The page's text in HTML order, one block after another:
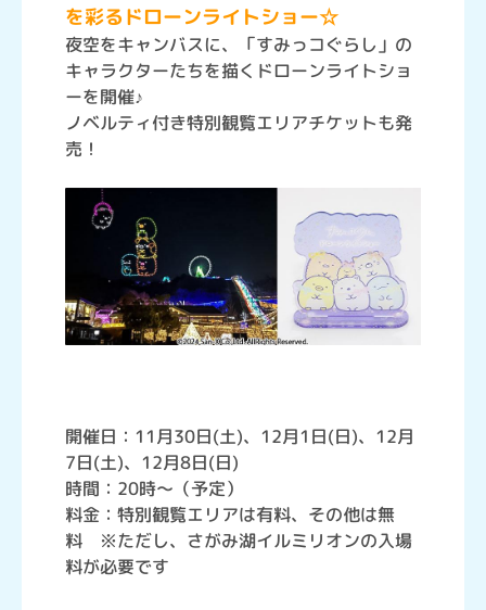
を彩るドローンライトショー☆
夜空をキャンバスに、「すみっコぐらし」の
キャラクターたちを描くドローンライトショ
ーを開催♪
ノベルティ付き特別観覧エリアチケットも発
売！
開催日：11月30日(土)、12月1日(日)、12月
7日(土)、12月8日(日)
時間：20時～（予定）
料金：特別観覧エリアは有料、その他は無
料 ※ただし、さがみ湖イルミリオンの入場
料が必要です